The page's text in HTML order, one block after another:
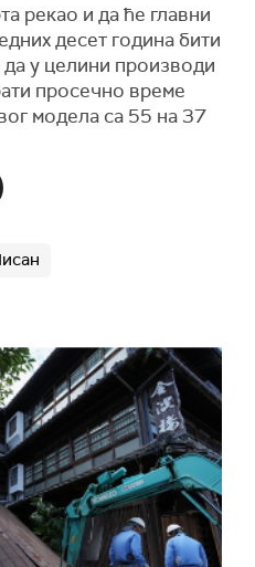
рекао и да ће главни
десет година бити
да у целини производи
просечно време
модела са 55 на 37